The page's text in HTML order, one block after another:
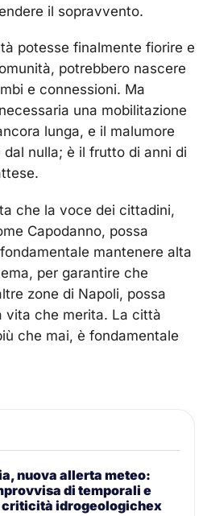
il sopravvento.
potesse finalmente fiorire e
potrebbero nascere
e connessioni. Ma
una mobilitazione
lunga, e il malumore
nulla; è il frutto di anni di
che la voce dei cittadini,
Capodanno, possa
mantenere alta
per garantire che
zone di Napoli, possa
vita che merita. La città
che mai, è fondamentale
nuova allerta meteo:
di temporali e
idrogeologichex